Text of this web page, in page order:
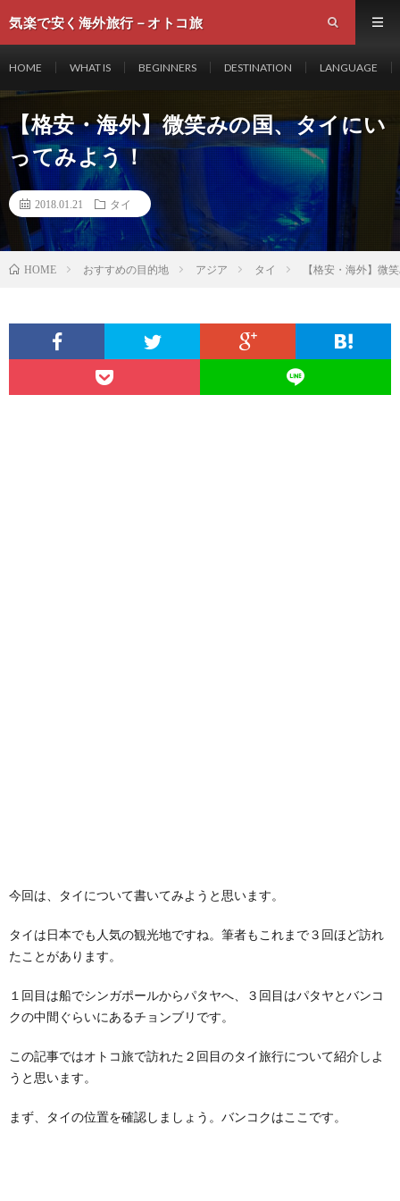
気楽で安く海外旅行－オトコ旅
HOME WHAT IS BEGINNERS DESTINATION LANGUAGE
【格安・海外】微笑みの国、タイにい
ってみよう！
2018.01.21 タイ
HOME おすすめの目的地 アジア タイ 【格安・海外】微
今回は、タイについて書いてみようと思います。
タイは日本でも人気の観光地ですね。筆者もこれまで３回ほど訪れ
たことがあります。
１回目は船でシンガポールからパタヤへ、３回目はパタヤとバンコ
クの中間ぐらいにあるチョンブリです。
この記事ではオトコ旅で訪れた２回目のタイ旅行について紹介しよ
うと思います。
まず、タイの位置を確認しましょう。バンコクはここです。